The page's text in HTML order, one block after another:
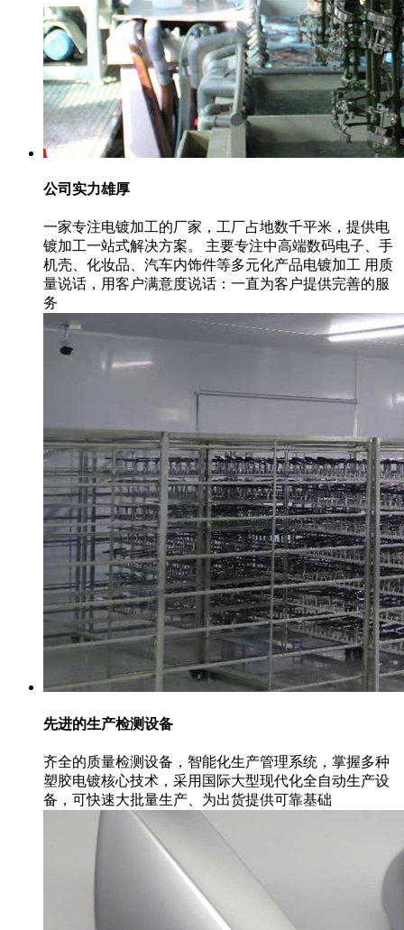
公司实力雄厚
一家专注电镀加工的厂家，工厂占地数千平米，提供电
镀加工一站式解决方案。 主要专注中高端数码电子、手
机壳、化妆品、汽车内饰件等多元化产品电镀加工 用质
量说话，用客户满意度说话：一直为客户提供完善的服
务
先进的生产检测设备
齐全的质量检测设备，智能化生产管理系统，掌握多种
塑胶电镀核心技术，采用国际大型现代化全自动生产设
备，可快速大批量生产、为出货提供可靠基础